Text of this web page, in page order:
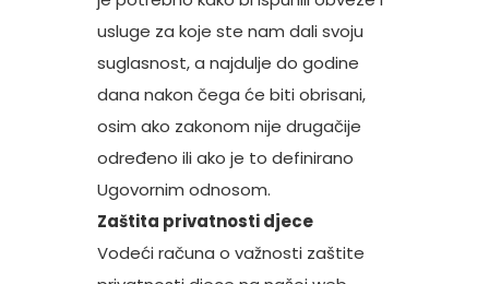
usluge za koje ste nam dali svoju
suglasnost, a najdulje do godine
dana nakon čega će biti obrisani,
osim ako zakonom nije drugačije
određeno ili ako je to definirano
Ugovornim odnosom.
Zaštita privatnosti djece
Vodeći računa o važnosti zaštite